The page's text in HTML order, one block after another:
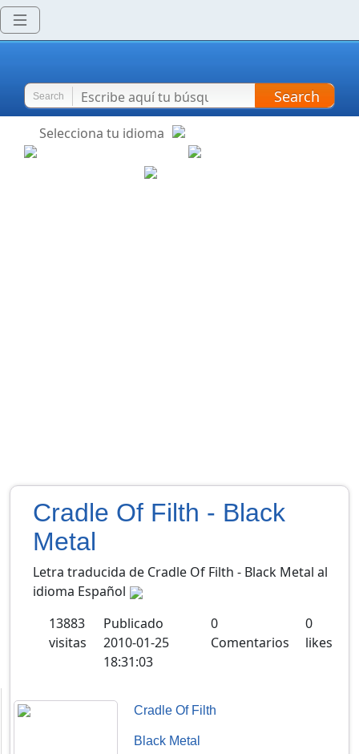
Search Search
Selecciona tu idioma
Cradle Of Filth - Black
Metal
Letra traducida de Cradle Of Filth - Black Metal al
idioma Español
13883
visitas
Publicado
2010-01-25
18:31:03
0
Comentarios
0
likes
Cradle Of Filth
Black Metal